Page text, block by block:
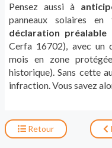
Pensez aussi à
panneaux solaires
déclaration préalable
Cerfa 16702), avec un
mois en zone
historique). Sans cette
infraction. Vous savez
Retour